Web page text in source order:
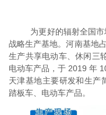
为更好的辐射全国
战略生产基地。河南基地
生产共享电动车、休闲三
电动车产品，于 2019 年
天津基地主要研发和生产
踏板车、电动车产品。